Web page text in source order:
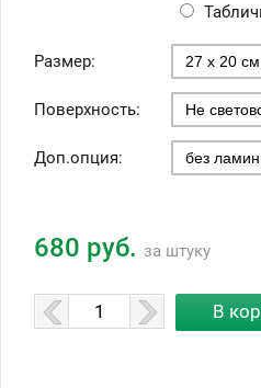
Размер:
Поверхность:
Доп.опция:
680 руб. за штуку